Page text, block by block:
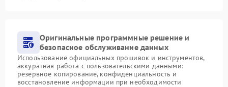
Оригинальные программные решение и
безопасное обслуживание данных
Использование официальных прошивок и инструментов,
аккуратная работа с пользовательскими данными:
резервное копирование, конфиденциальность и
восстановление информации при необходимости